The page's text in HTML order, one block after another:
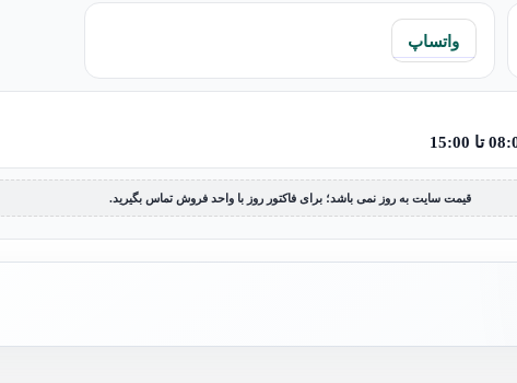
واتساپ
قیمت سایت به روز نمی باشد؛ برای فاکتور روز با واحد فروش تماس بگیرید.